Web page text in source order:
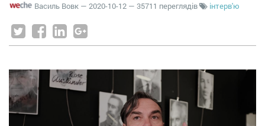
Василь Вовк — 2020-10-12 — 35711 переглядів інтерв'ю